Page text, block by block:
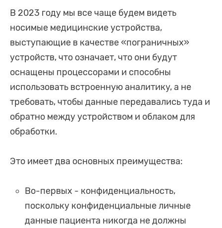
В 2023 году мы все чаще будем видеть
носимые медицинские устройства,
выступающие в качестве «пограничных»
устройств, что означает, что они будут
оснащены процессорами и способны
использовать встроенную аналитику, а не
требовать, чтобы данные передавались туда и
обратно между устройством и облаком для
обработки.
Это имеет два основных преимущества:
Во-первых - конфиденциальность,
поскольку конфиденциальные личные
данные пациента никогда не должны